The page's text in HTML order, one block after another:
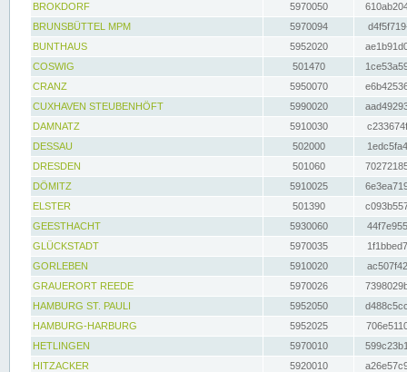
BROKDORF
5970050
BRUNSBÜTTEL MPM
5970094
BUNTHAUS
5952020
COSWIG
501470
CRANZ
5950070
CUXHAVEN STEUBENHÖFT
5990020
DAMNATZ
5910030
DESSAU
502000
DRESDEN
501060
DÖMITZ
5910025
ELSTER
501390
GEESTHACHT
5930060
GLÜCKSTADT
5970035
GORLEBEN
5910020
GRAUERORT REEDE
5970026
HAMBURG ST. PAULI
5952050
HAMBURG-HARBURG
5952025
HETLINGEN
5970010
HITZACKER
5920010